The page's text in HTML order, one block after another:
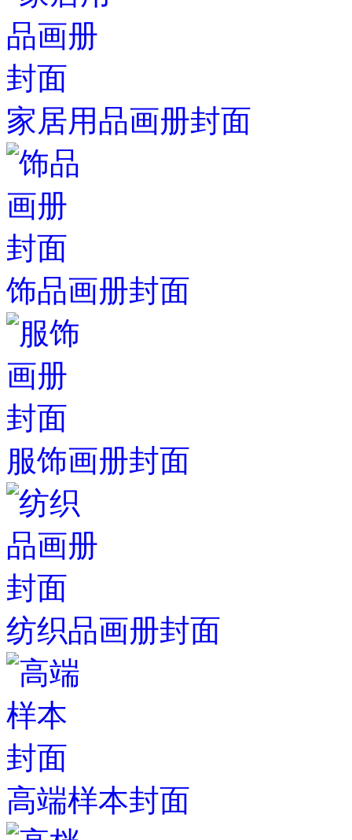
家居用品画册封面
饰品画册封面
服饰画册封面
纺织品画册封面
高端样本封面